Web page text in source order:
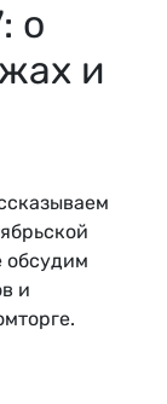
о
и
обсудим
и